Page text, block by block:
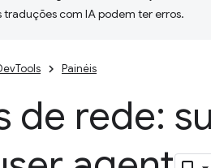
com IA podem ter erros.
Painéis
de rede: